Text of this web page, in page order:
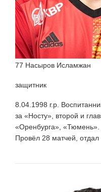
77 Насыров Исламжан
защитник
8.04.1998 г.р.
за «Носту», второй и
«Оренбурга», «Тюмень».
Провёл 28 матчей,